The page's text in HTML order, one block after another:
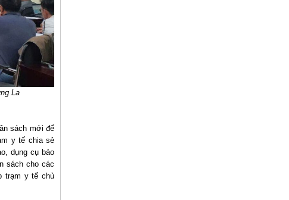
La
sách mới để
y tế chia sẻ
dụng cụ bảo
sách cho các
trạm y tế chủ